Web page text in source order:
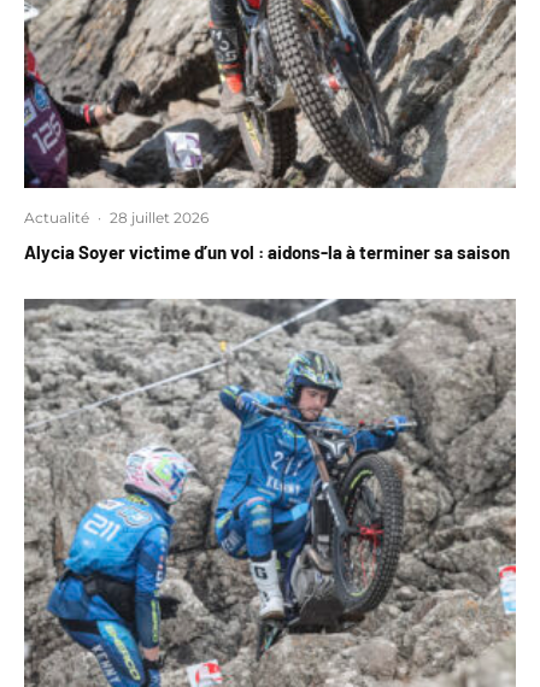
Actualité · 28 juillet 2026
Alycia Soyer victime d’un vol : aidons-la à terminer sa saison